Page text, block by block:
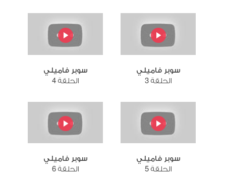
سوبر فاميلي
الحلقة 3
سوبر فاميلي
الحلقة 4
سوبر فاميلي
الحلقة 5
سوبر فاميلي
الحلقة 6